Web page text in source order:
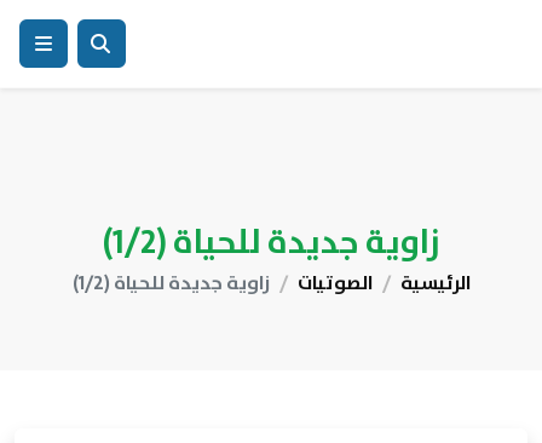
زاوية جديدة للحياة (1/2)
الرئيسية الصوتيات زاوية جديدة للحياة (1/2)